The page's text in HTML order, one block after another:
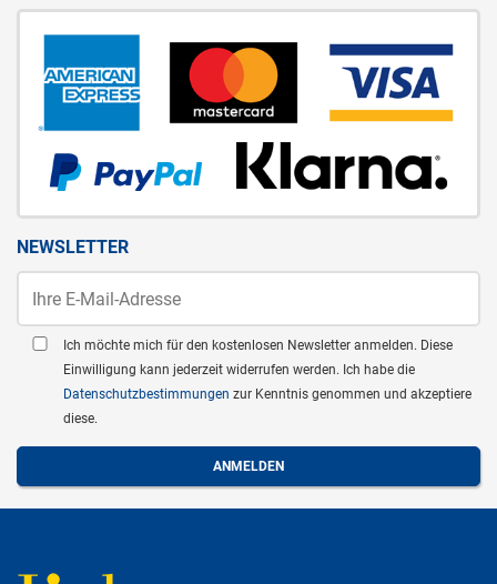
NEWSLETTER
Ich möchte mich für den kostenlosen Newsletter anmelden. Diese
Einwilligung kann jederzeit widerrufen werden. Ich habe die
Datenschutzbestimmungen zur Kenntnis genommen und akzeptiere
diese.